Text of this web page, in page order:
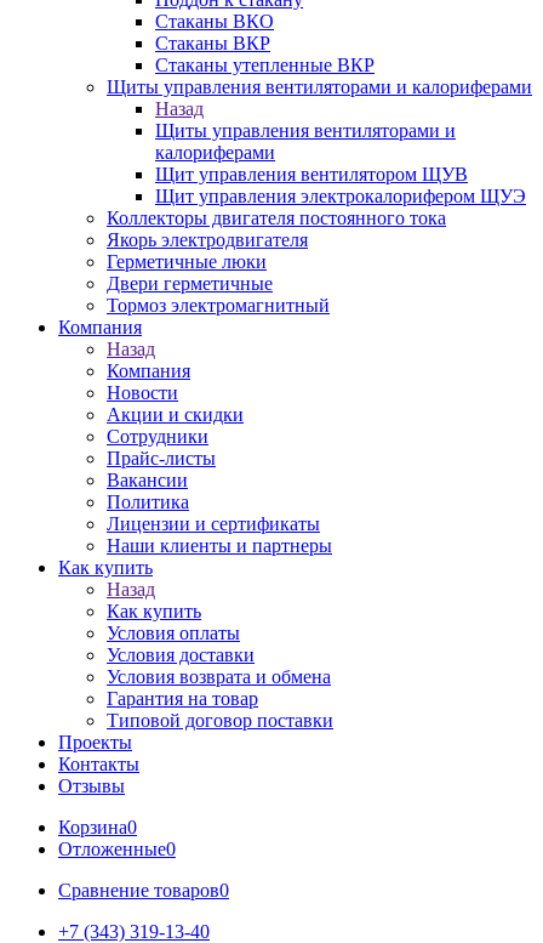
Стаканы ВКО
Стаканы ВКР
Стаканы утепленные ВКР
Щиты управления вентиляторами и калориферами
Назад
Щиты управления вентиляторами и
калориферами
Щит управления вентилятором ЩУВ
Щит управления электрокалорифером ЩУЭ
Коллекторы двигателя постоянного тока
Якорь электродвигателя
Герметичные люки
Двери герметичные
Тормоз электромагнитный
Компания
Назад
Компания
Новости
Акции и скидки
Сотрудники
Прайс-листы
Вакансии
Политика
Лицензии и сертификаты
Наши клиенты и партнеры
Как купить
Назад
Как купить
Условия оплаты
Условия доставки
Условия возврата и обмена
Гарантия на товар
Типовой договор поставки
Проекты
Контакты
Отзывы
Корзина0
Отложенные0
Сравнение товаров0
+7 (343) 319-13-40